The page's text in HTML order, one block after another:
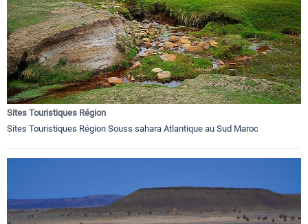
Sites Touristiques Région
Sites Touristiques Région Souss sahara Atlantique au Sud Maroc